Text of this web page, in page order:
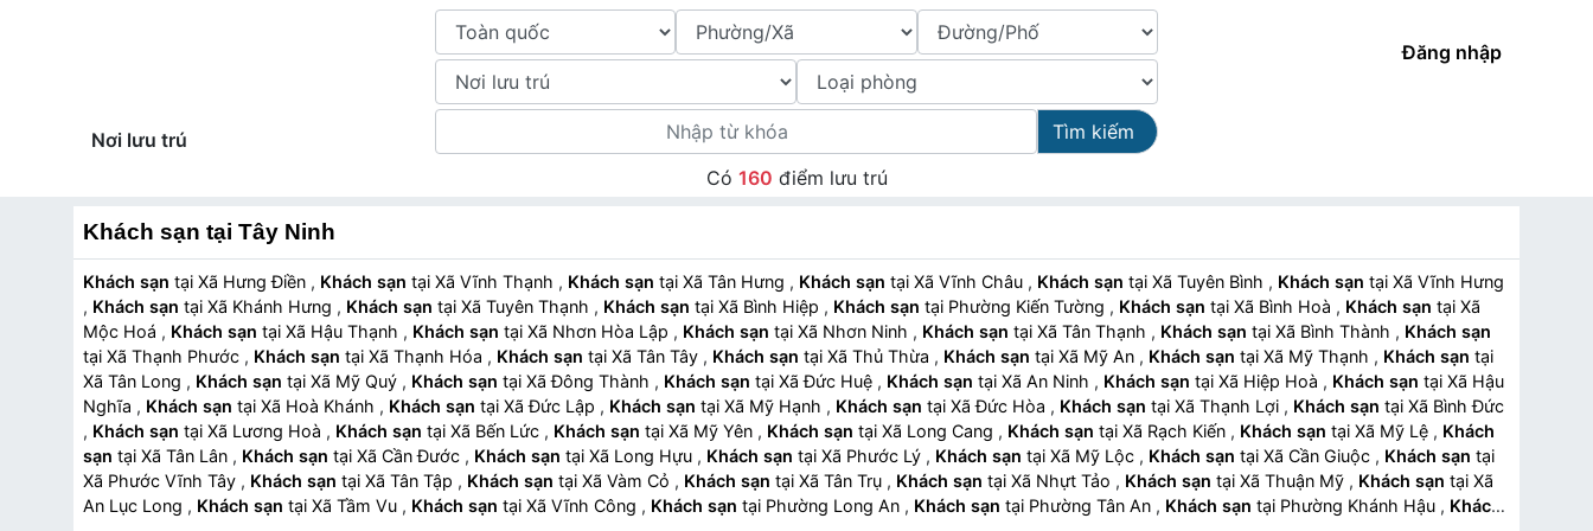
Nơi lưu trú Tìm kiếm
Đăng nhập
Có 160 điểm lưu trú
Khách sạn tại Tây Ninh
Khách sạn tại Xã Hưng Điền , Khách sạn tại Xã Vĩnh Thạnh , Khách sạn tại Xã Tân Hưng , Khách sạn tại Xã Vĩnh Châu , Khách sạn tại Xã Tuyên Bình , Khách sạn
tại Xã Vĩnh Hưng
, Khách sạn tại Xã Khánh Hưng , Khách sạn tại Xã Tuyên Thạnh , Khách sạn tại Xã Bình Hiệp , Khách sạn tại Phường Kiến Tường , Khách sạn tại Xã Bình Hoà , Khách sạn tại Xã
Mộc Hoá , Khách sạn tại Xã Hậu Thạnh , Khách sạn tại Xã Nhơn Hòa Lập , Khách sạn tại Xã Nhơn Ninh , Khách sạn tại Xã Tân Thạnh , Khách sạn tại Xã Bình Thành , Khách sạn
tại Xã Thạnh Phước , Khách sạn tại Xã Thạnh Hóa , Khách sạn tại Xã Tân Tây , Khách sạn tại Xã Thủ Thừa , Khách sạn tại Xã Mỹ An , Khách sạn tại Xã Mỹ Thạnh , Khách sạn tại
Xã Tân Long , Khách sạn tại Xã Mỹ Quý , Khách sạn tại Xã Đông Thành , Khách sạn tại Xã Đức Huệ , Khách sạn tại Xã An Ninh , Khách sạn tại Xã Hiệp Hoà , Khách sạn tại Xã Hậu
Nghĩa , Khách sạn tại Xã Hoà Khánh , Khách sạn tại Xã Đức Lập , Khách sạn tại Xã Mỹ Hạnh , Khách sạn tại Xã Đức Hòa , Khách sạn tại Xã Thạnh Lợi , Khách sạn
tại Xã Bình Đức
, Khách sạn tại Xã Lương Hoà , Khách sạn tại Xã Bến Lức , Khách sạn tại Xã Mỹ Yên , Khách sạn tại Xã Long Cang , Khách sạn tại Xã Rạch Kiến , Khách sạn tại Xã Mỹ Lệ , Khách
sạn
tại Xã Tân Lân , Khách sạn tại Xã Cần Đước , Khách sạn tại Xã Long Hựu , Khách sạn tại Xã Phước Lý , Khách sạn tại Xã Mỹ Lộc , Khách sạn tại Xã Cần Giuộc , Khách sạn tại
Xã Phước Vĩnh Tây , Khách sạn tại Xã Tân Tập , Khách sạn tại Xã Vàm Cỏ , Khách sạn tại Xã Tân Trụ , Khách sạn tại Xã Nhựt Tảo , Khách sạn tại Xã Thuận Mỹ , Khách sạn tại Xã
An Lục Long , Khách sạn tại Xã Tầm Vu , Khách sạn tại Xã Vĩnh Công , Khách sạn tại Phường Long An , Khách sạn tại Phường Tân An , Khách sạn tại Phường Khánh Hậu , Khách